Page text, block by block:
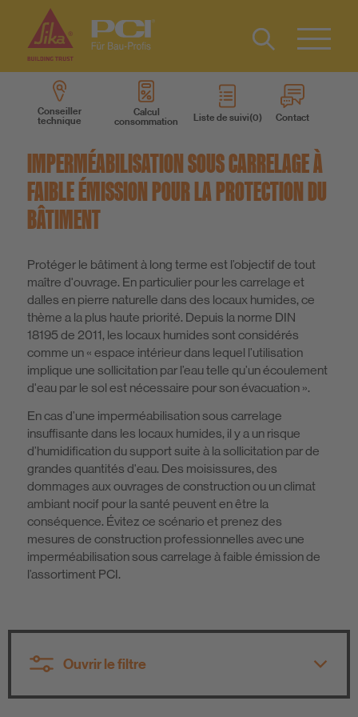
Produits
Systèmes des produits
Services
Connaissances
A propos de nous
Type 2 or
more
characters
Conseiller
technique
Calcul
consommation
Liste de suivi Contact
Contact
DE
IT
IMPERMÉABILISATION SOUS CARRELAGE À
FAIBLE ÉMISSION POUR LA PROTECTION DU
BÂTIMENT
Protéger le bâtiment à long terme est l’objectif de tout
maître d'ouvrage. En particulier pour les carrelage et
dalles en pierre naturelle dans des locaux humides, ce
thème a la plus haute priorité. Depuis la norme DIN
18195 de 2011, les locaux humides sont considérés
comme un « espace intérieur dans lequel l’utilisation
implique une sollicitation par l’eau telle qu’un écoulement
d'eau par le sol est nécessaire pour son évacuation ».
En cas d’une imperméabilisation sous carrelage
insuffisante dans les locaux humides, il y a un risque
d’humidification du support suite à la sollicitation par de
grandes quantités d'eau. Des moisissures, des
dommages aux ouvrages de construction ou un climat
ambiant nocif pour la santé peuvent en être la
conséquence. Évitez ce scénario et prenez des
mesures de construction professionnelles avec une
imperméabilisation sous carrelage à faible émission de
l’assortiment PCI.
Ouvrir le filtre